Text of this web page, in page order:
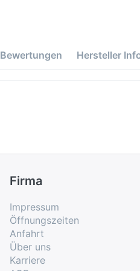
Bewertungen Hersteller
Firma
Impressum
Öffnungszeiten
Anfahrt
Über uns
Karriere